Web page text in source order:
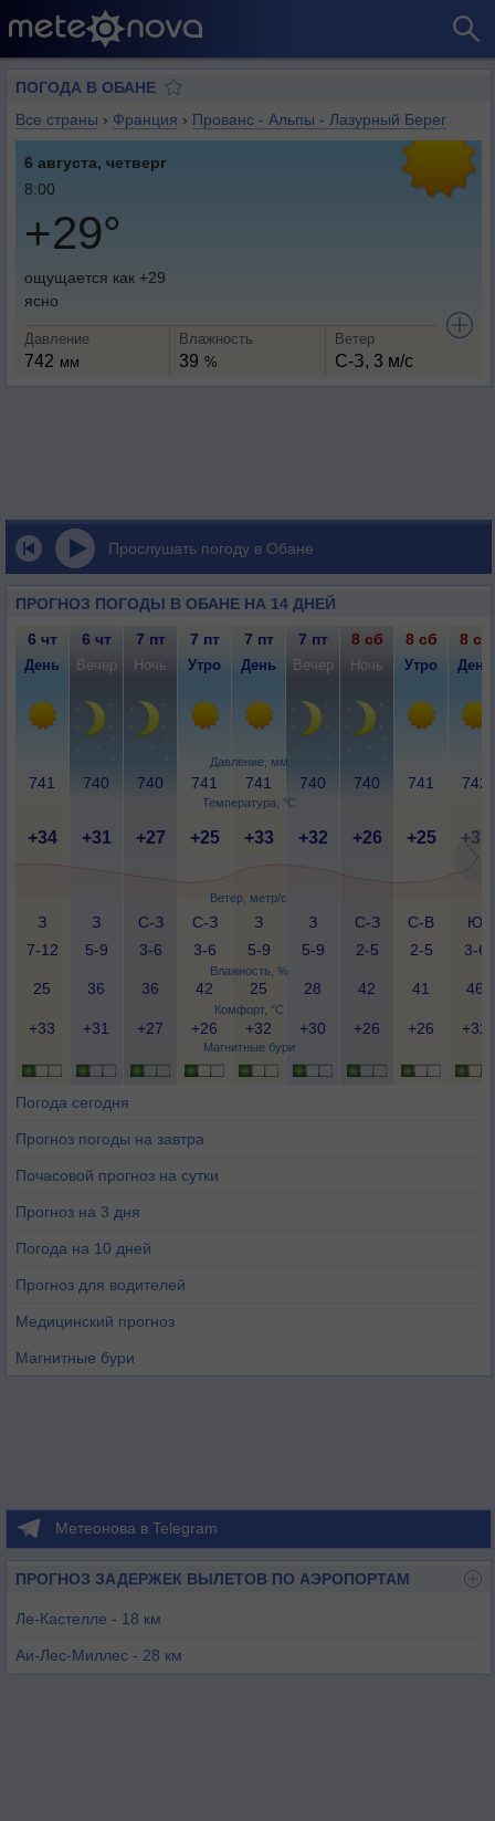
ПОГОДА В ОБАНЕ
Все страны › Франция › Прованс - Альпы - Лазурный Берег
6 августа, четверг
8:00
+29°
ощущается как +29
ясно
Давление
742 мм
Влажность
39 %
Ветер
С-З, 3 м/с
Прослушать погоду в Обане
ПРОГНОЗ ПОГОДЫ В ОБАНЕ НА 14 ДНЕЙ
Давление, мм
Температура, °C
Ветер, метр/с
Влажность, %
Комфорт, °C
Магнитные бури
6 чт 6 чт 7 пт 7 пт 7 пт 7 пт 8 сб 8 сб 8 сб
День Вечер Ночь Утро День Вечер Ночь Утро День
741 740 740 741 741 740 740 741 742
+34 +31 +27 +25 +33 +32 +26 +25 +31
З
7-12
З
5-9
С-З
3-6
С-З
3-6
З
5-9
З
5-9
С-З
2-5
С-В
2-5
Ю
3-6
25 36 36 42 25 28 42 41 46
+33 +31 +27 +26 +32 +30 +26 +26 +32
Погода сегодня
Прогноз погоды на завтра
Почасовой прогноз на сутки
Прогноз на 3 дня
Погода на 10 дней
Прогноз для водителей
Медицинский прогноз
Магнитные бури
Метеонова в Telegram
ПРОГНОЗ ЗАДЕРЖЕК ВЫЛЕТОВ ПО АЭРОПОРТАМ
Ле-Кастелле - 18 км
Аи-Лес-Миллес - 28 км